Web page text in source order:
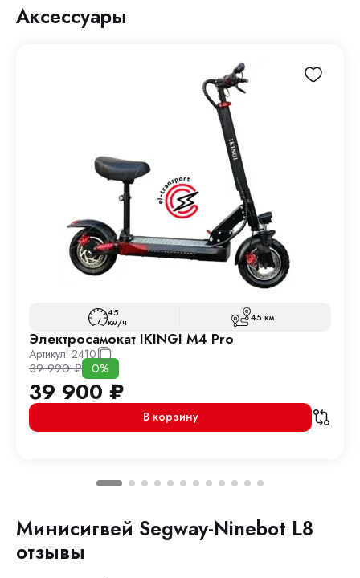
Аксессуары
45
км/ч 45 км
Электросамокат IKINGI M4 Pro
Артикул: 2410
39 990₽ 0%
39 900 ₽
В корзину
Минисигвей Segway-Ninebot L8
отзывы